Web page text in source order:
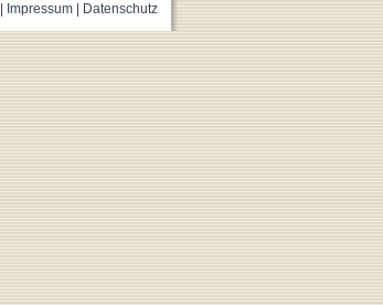
Impressum| Datenschutz